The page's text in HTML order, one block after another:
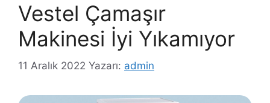
Vestel Çamaşır
Makinesi İyi Yıkamıyor
11 Aralık 2022 Yazarı: admin